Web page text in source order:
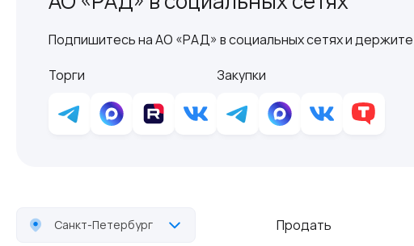
Подпишитесь на АО «РАД» в социальных сетях и держите
Торги
Закупки
Санкт-Петербург Продать